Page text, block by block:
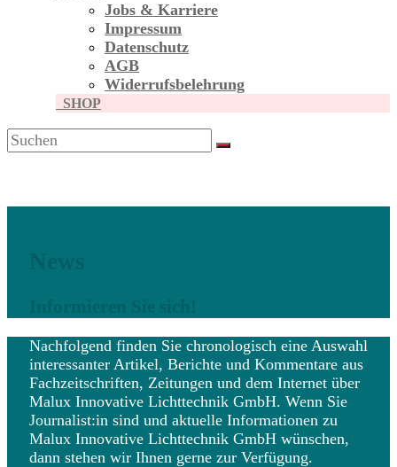
Jobs & Karriere
Impressum
Datenschutz
AGB
Widerrufsbelehrung
SHOP
Nachfolgend finden Sie chronologisch eine Auswahl
interessanter Artikel, Berichte und Kommentare aus
Fachzeitschriften, Zeitungen und dem Internet über
Malux Innovative Lichttechnik GmbH. Wenn Sie
Journalist:in sind und aktuelle Informationen zu
Malux Innovative Lichttechnik GmbH wünschen,
dann stehen wir Ihnen gerne zur Verfügung.